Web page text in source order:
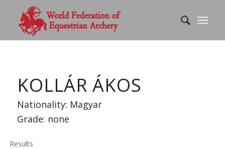
KOLLÁR ÁKOS
Nationality: Magyar
Grade: none
Results